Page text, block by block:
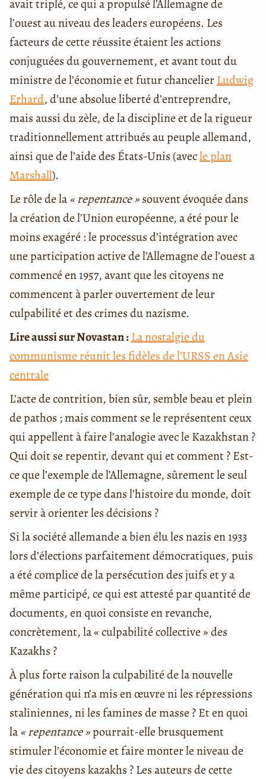
avait triplé, ce qui a propulsé l’Allemagne de
l’ouest au niveau des leaders européens. Les
facteurs de cette réussite étaient les actions
conjuguées du gouvernement, et avant tout du
ministre de l’économie et futur chancelierLudwig
Erhard, d’une absolue liberté d’entreprendre,
mais aussi du zèle, de la discipline et de la rigueur
traditionnellement attribués au peuple allemand,
ainsi que de l’aide des États-Unis (avecle plan
Marshall).
Le rôle de la« repentance »souvent évoquée dans
la création de l’Union européenne, a été pour le
moins exagéré : le processus d’intégration avec
une participation active de l’Allemagne de l’ouest a
commencé en 1957, avant que les citoyens ne
commencent à parler ouvertement de leur
culpabilité et des crimes du nazisme.
Lire aussi sur Novastan :La nostalgie du
communisme réunit les fidèles de l’URSS en Asie
centrale
L’acte de contrition, bien sûr, semble beau et plein
de pathos ; mais comment se le représentent ceux
qui appellent à faire l’analogie avec le Kazakhstan ?
Qui doit se repentir, devant qui et comment ? Est-
ce que l’exemple de l’Allemagne, sûrement le seul
exemple de ce type dans l’histoire du monde, doit
servir à orienter les décisions ?
Si la société allemande a bien élu les nazis en 1933
lors d’élections parfaitement démocratiques, puis
a été complice de la persécution des juifs et y a
même participé, ce qui est attesté par quantité de
documents, en quoi consiste en revanche,
concrètement, la « culpabilité collective » des
Kazakhs ?
À plus forte raison la culpabilité de la nouvelle
génération qui n’a mis en œuvre ni les répressions
staliniennes, ni les famines de masse ? Et en quoi
la« repentance »pourrait-elle brusquement
stimuler l’économie et faire monter le niveau de
vie des citoyens kazakhs ? Les auteurs de cette